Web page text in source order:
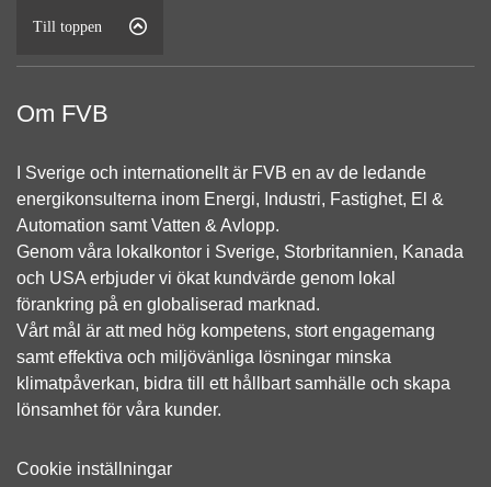
Till toppen
Om FVB
I Sverige och internationellt är FVB en av de ledande
energikonsulterna inom Energi, Industri, Fastighet, El &
Automation samt Vatten & Avlopp.
Genom våra lokalkontor i Sverige, Storbritannien, Kanada
och USA erbjuder vi ökat kundvärde genom lokal
förankring på en globaliserad marknad.
Vårt mål är att med hög kompetens, stort engagemang
samt effektiva och miljövänliga lösningar minska
klimatpåverkan, bidra till ett hållbart samhälle och skapa
lönsamhet för våra kunder.
Cookie inställningar